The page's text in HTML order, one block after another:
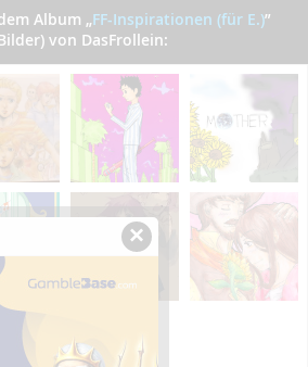
Album „FF-Inspirationen (für E.)”
von DasFrollein:
×